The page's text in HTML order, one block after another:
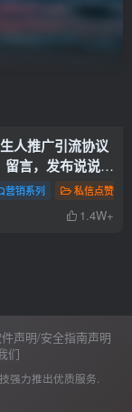
人推广引流协议
言，发布说说，
营销系列 私信点赞关
1.4W+
声明/安全指南声明
们
强力推出优质服务.